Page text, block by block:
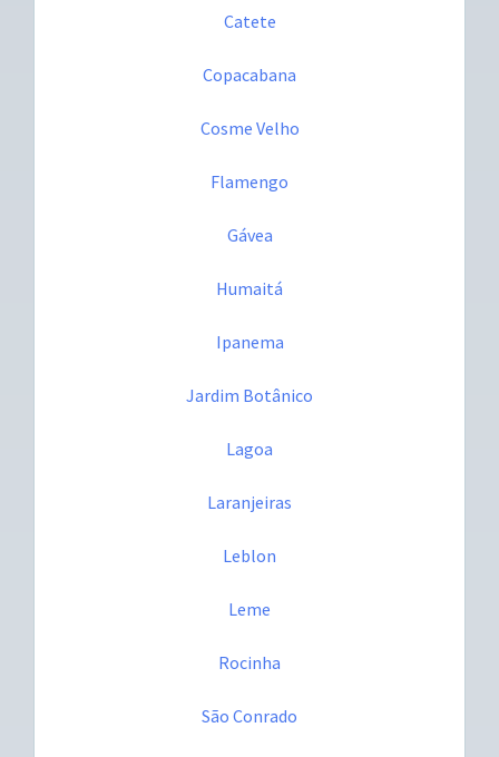
Catete
Copacabana
Cosme Velho
Flamengo
Gávea
Humaitá
Ipanema
Jardim Botânico
Lagoa
Laranjeiras
Leblon
Leme
Rocinha
São Conrado